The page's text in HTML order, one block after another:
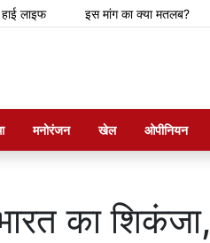
इस मांग का क्या मतलब?
मनोरंजन खेल ओपीनियन
का शिकंजा,